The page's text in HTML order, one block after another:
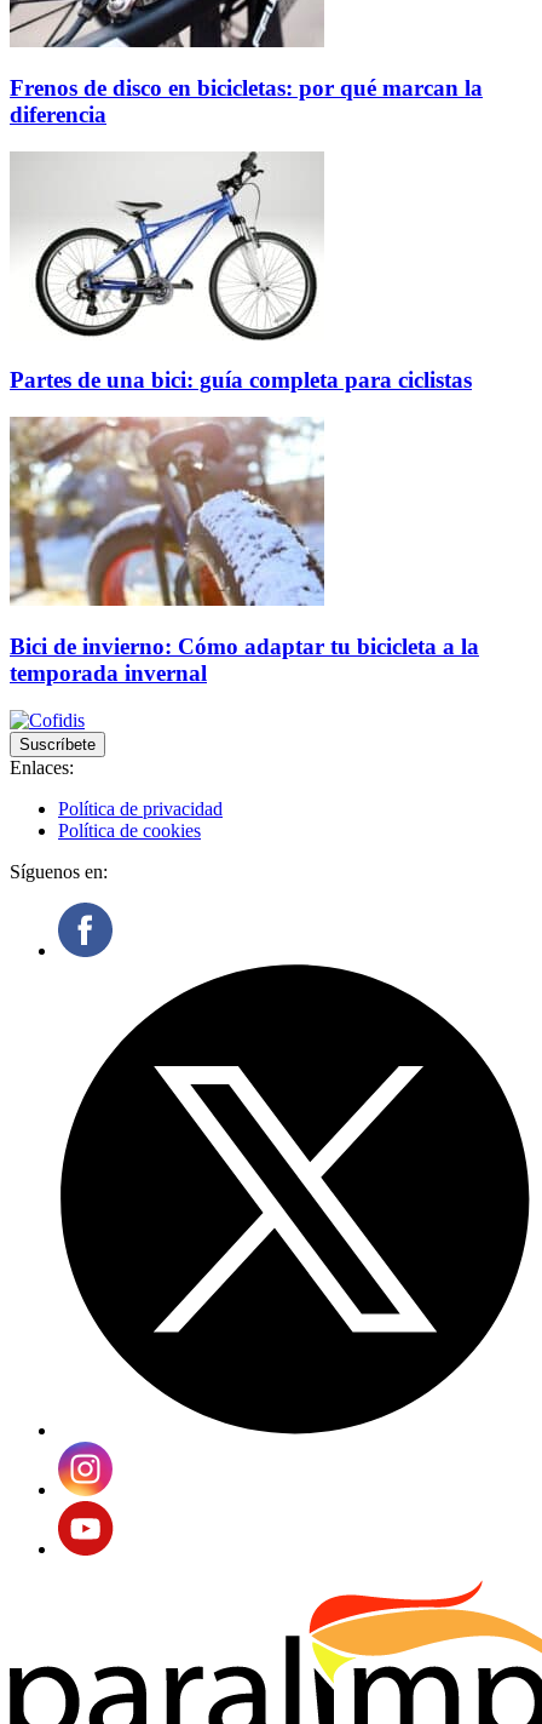
Frenos de disco en bicicletas: por qué marcan la
diferencia
Partes de una bici: guía completa para ciclistas
Bici de invierno: Cómo adaptar tu bicicleta a la
temporada invernal
Suscríbete
Enlaces:
Política de privacidad
Política de cookies
Síguenos en: